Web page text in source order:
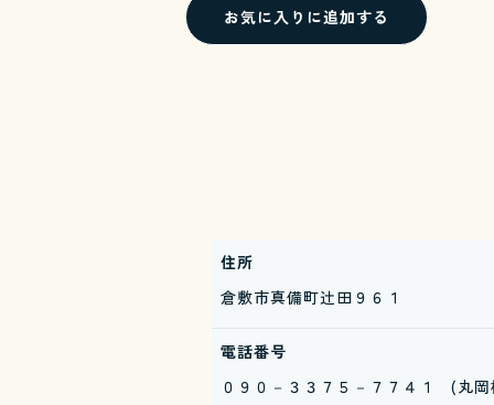
お気に入りに追加する
住所
倉敷市真備町辻田９６１
電話番号
０９０－３３７５－７７４１ (丸